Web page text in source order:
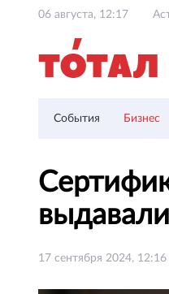
06 августа, 12:17
События Бизнес
17 сентября 2024, 12:16